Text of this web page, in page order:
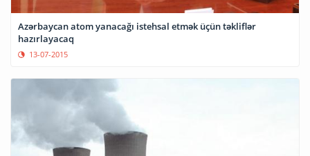
Azərbaycan atom yanacağı istehsal etmək üçün təkliflər
hazırlayacaq
13-07-2015